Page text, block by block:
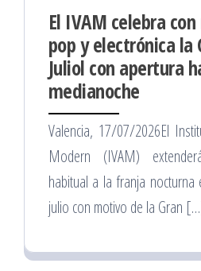
El IVAM celebra
pop y electrónica la
Juliol con apertura
medianoche
Valencia, 17/07/2026El
Modern (IVAM)
habitual a la franja nocturna
julio con motivo de la Gran